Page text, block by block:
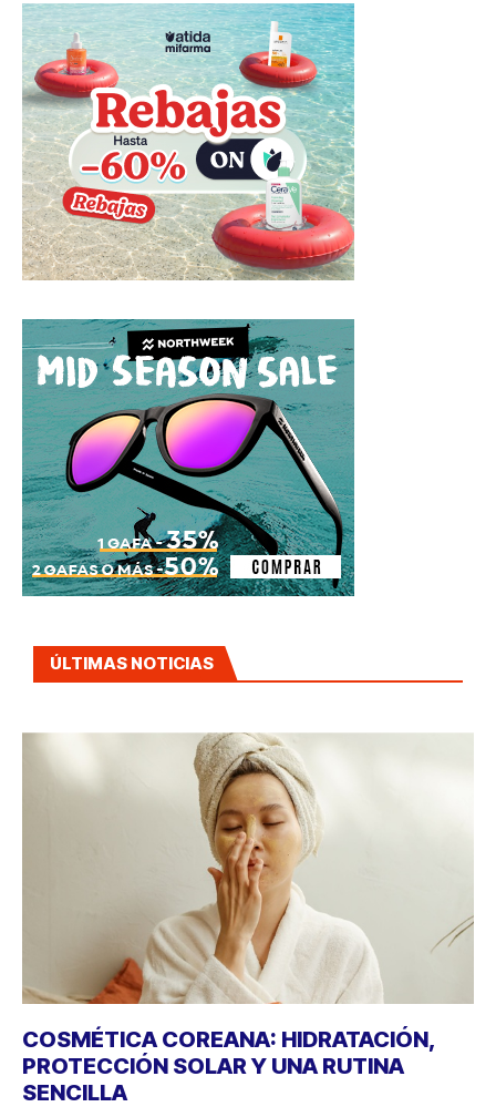
ÚLTIMAS NOTICIAS
COSMÉTICA COREANA: HIDRATACIÓN,
PROTECCIÓN SOLAR Y UNA RUTINA
SENCILLA